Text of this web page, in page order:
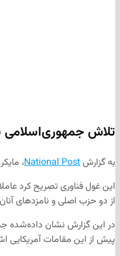
تلاش جمهوری‌اسلامی
به گزارشNational Post،
این غول فناوری تصریح کرد
از دو حزب اصلی و نامزدهای
در این گزارش نشان داده‌شده
پیش از این مقامات آمریکایی